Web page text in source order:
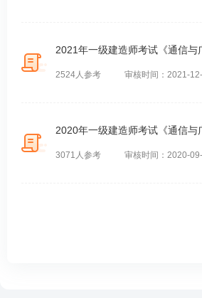
2021年一级建造师考试《通信
2524人参考 审核时间：2021-
2020年一级建造师考试《通信
3071人参考 审核时间：2020-